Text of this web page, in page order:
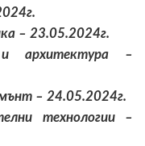
– 23.05.2024г.
архитектура –
– 24.05.2024г.
технологии –